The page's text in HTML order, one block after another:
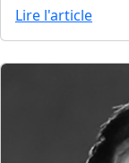
Lire l'article